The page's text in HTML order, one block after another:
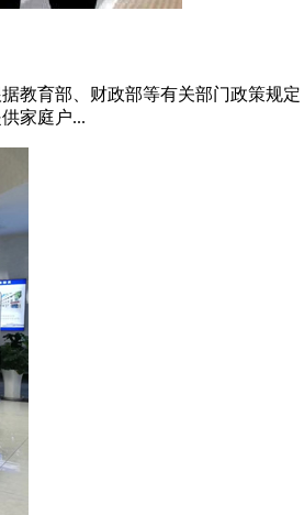
教育部、财政部等有关部门政策规
家庭户...